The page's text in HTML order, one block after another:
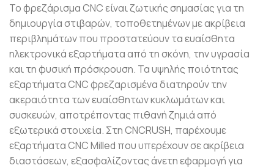
Το φρεζάρισμα CNC είναι ζωτικής σημασίας για τη
δημιουργία στιβαρών, τοποθετημένων με ακρίβεια
περιβλημάτων που προστατεύουν τα ευαίσθητα
ηλεκτρονικά εξαρτήματα από τη σκόνη, την υγρασία
και τη φυσική πρόσκρουση. Τα υψηλής ποιότητας
εξαρτήματα CNC φρεζαρισμένα διατηρούν την
ακεραιότητα των ευαίσθητων κυκλωμάτων και
συσκευών, αποτρέποντας πιθανή ζημιά από
εξωτερικά στοιχεία. Στη CNCRUSH, παρέχουμε
εξαρτήματα CNC Milled που υπερέχουν σε ακρίβεια
διαστάσεων, εξασφαλίζοντας άνετη εφαρμογή για